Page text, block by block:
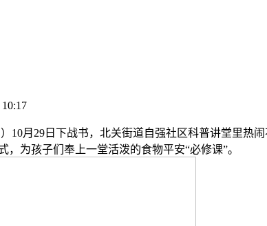
月29日下战书，北关街道自强社区科普讲堂里热
为孩子们奉上一堂活泼的食物平安“必修课”。